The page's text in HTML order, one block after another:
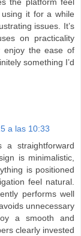
it for a while
issues. It’s
on practicality
enjoy the ease of
something I’d
a las 10:33
a straightforward
is minimalistic,
is positioned
feel natural.
performs well
unnecessary
a smooth and
clearly invested